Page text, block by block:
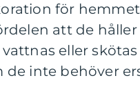
för
att de
eller
de inte behöver